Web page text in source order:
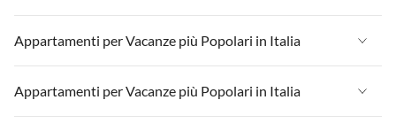
Appartamenti per Vacanze in Italia
Appartamenti per Vacanze in Liguria
Appartamenti per Vacanze in Lombardia
Appartamenti per Vacanze più Popolari in Italia
Appartamenti per Vacanze in Italia
Appartamenti per Vacanze in Liguria
Appartamenti per Vacanze più Popolari in Italia